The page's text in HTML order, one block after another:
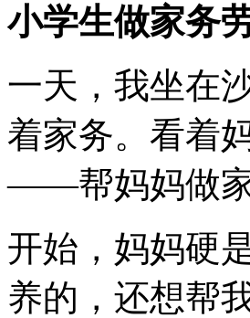
小学生做家务
一天，我坐在
着家务。看着
――帮妈妈做家
开始，妈妈硬
养的，还想帮